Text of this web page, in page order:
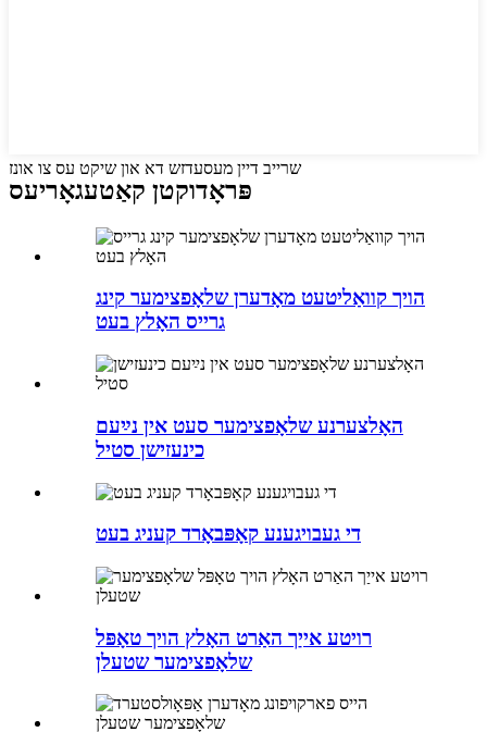
שרייב דיין מעסעדזש דא און שיקט עס צו אונז
פּראָדוקטן קאַטעגאָריעס
הויך קוואַליטעט מאָדערן שלאָפצימער קינג
גרייס האָלץ בעט
האָלצערנע שלאָפצימער סעט אין נײַעם
כינעזישן סטיל
די געבויגענע קאָפּבאָרד קעניג בעט
רויטע אייַך האַרט האָלץ הויך טאָפּל
שלאָפצימער שטעלן